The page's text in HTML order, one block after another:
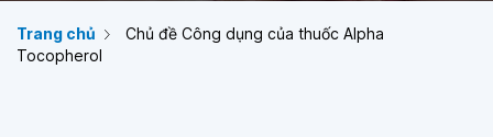
Trang chủ
Chủ đề Công dụng của thuốc Alpha
Tocopherol